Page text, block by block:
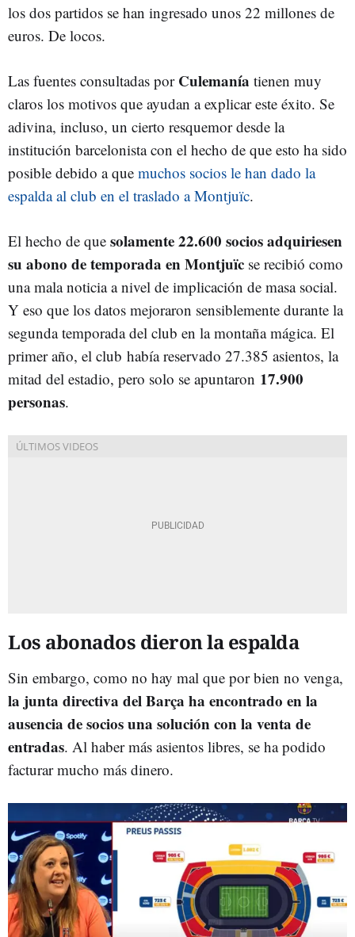
los dos partidos se han ingresado unos 22 millones de
euros. De locos.
Las fuentes consultadas por Culemanía tienen muy
claros los motivos que ayudan a explicar este éxito. Se
adivina, incluso, un cierto resquemor desde la
institución barcelonista con el hecho de que esto ha sido
posible debido a que muchos socios le han dado la
espalda al club en el traslado a Montjuïc.
El hecho de que solamente 22.600 socios adquiriesen
su abono de temporada en Montjuïc se recibió como
una mala noticia a nivel de implicación de masa social.
Y eso que los datos mejoraron sensiblemente durante la
segunda temporada del club en la montaña mágica. El
primer año, el club había reservado 27.385 asientos, la
mitad del estadio, pero solo se apuntaron 17.900
personas.
Los abonados dieron la espalda
Sin embargo, como no hay mal que por bien no venga,
la junta directiva del Barça ha encontrado en la
ausencia de socios una solución con la venta de
entradas. Al haber más asientos libres, se ha podido
facturar mucho más dinero.